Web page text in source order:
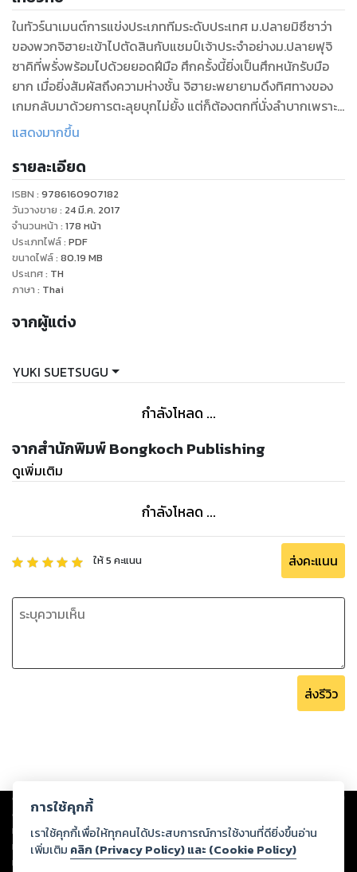
ในทัวร์นาเมนต์การแข่งประเภททีมระดับประเทศ ม.ปลายมิซึซาว่า
ของพวกจิฮายะเข้าไปตัดสินกับแชมป์เจ้าประจำอย่างม.ปลายฟุจิ
ซาคิที่พรั่งพร้อมไปด้วยยอดฝีมือ ศึกครั้งนี้ยิ่งเป็นศึกหนักรับมือ
ยาก เมื่อยิ่งสัมผัสถึงความห่างชั้น จิฮายะพยายามดึงทิศทางของ
เกมกลับมาด้วยการตะลุยบุกไม่ยั้ง แต่ก็ต้องตกที่นั่งลำบากเพราะ
เกิดอาการเจ็บนิ้วหลังพุ่งไปตบไพ่! สมาชิกชมรมคารุตะม.ปลายมิซึ
เป็นหนึ่งในญี่ปุ่น...ความฝันของจิฮายะจะเป็นจริงหรือไม่!? ผู้กุม
กุญแจแห่งโชคชะตาสำหรับการแข่งประเภททีมรอบชิงชนะเลิศก็
คือไทจิ!?
แสดงมากขึ้น
รายละเอียด
ISBN : 9786160907182
วันวางขาย : 24 มี.ค. 2017
จำนวนหน้า : 178 หน้า
ประเภทไฟล์: PDF
ขนาดไฟล์: 80.19 MB
ประเทศ: TH
ภาษา : Thai
จากผู้แต่ง
YUKI SUETSUGU
กำลังโหลด ...
จากสำนักพิมพ์ Bongkoch Publishing
ดูเพิ่มเติม
กำลังโหลด ...
ให้5 คะแนน ส่งคะแนน
ส่งรีวิว
Copyright © 2026
ต่อผลงานหรือเนื้อหาใดที่อัปโหลดผ่านเว็บไซต์และปรากฏว่าละเมิดสิทธิใน
ทรัพย์สินทางปัญญาของบุคคลอื่นหรือขัดต่อกฎหมายและศีลธรรม ดังนั้น ผู้อ่าน
ทุกท่านโปรดใช้วิจารณญาณในการกลั่นกรองด้วยตนเอง และหากท่านพบว่าส่วน
หนึ่งส่วนใดขัดต่อกฎหมายและศีลธรรม กรุณาแจ้งมายังบริษัท เพื่อทีมงานจะได้
การใช้คุกกี้
เราใช้คุกกี้เพื่อให้ทุกคนได้ประสบการณ์การใช้งานที่ดียิ่งขึ้นอ่าน
เพิ่มเติม คลิก (Privacy Policy) และ (Cookie Policy)